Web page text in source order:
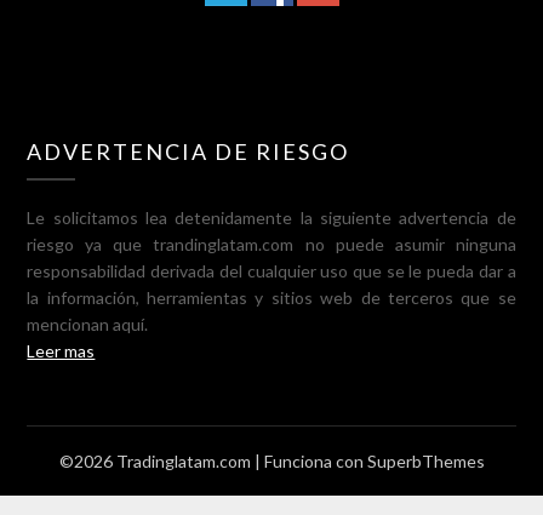
ADVERTENCIA DE RIESGO
Le solicitamos lea detenidamente la siguiente advertencia de
riesgo ya que trandinglatam.com no puede asumir ninguna
responsabilidad derivada del cualquier uso que se le pueda dar a
la información, herramientas y sitios web de terceros que se
mencionan aquí.
Leer mas
©2026 Tradinglatam.com | Funciona con SuperbThemes